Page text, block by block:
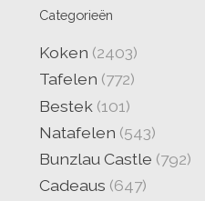
Categorieën
Koken (2403)
Tafelen (772)
Bestek (101)
Natafelen (543)
Bunzlau Castle (792)
Cadeaus (647)